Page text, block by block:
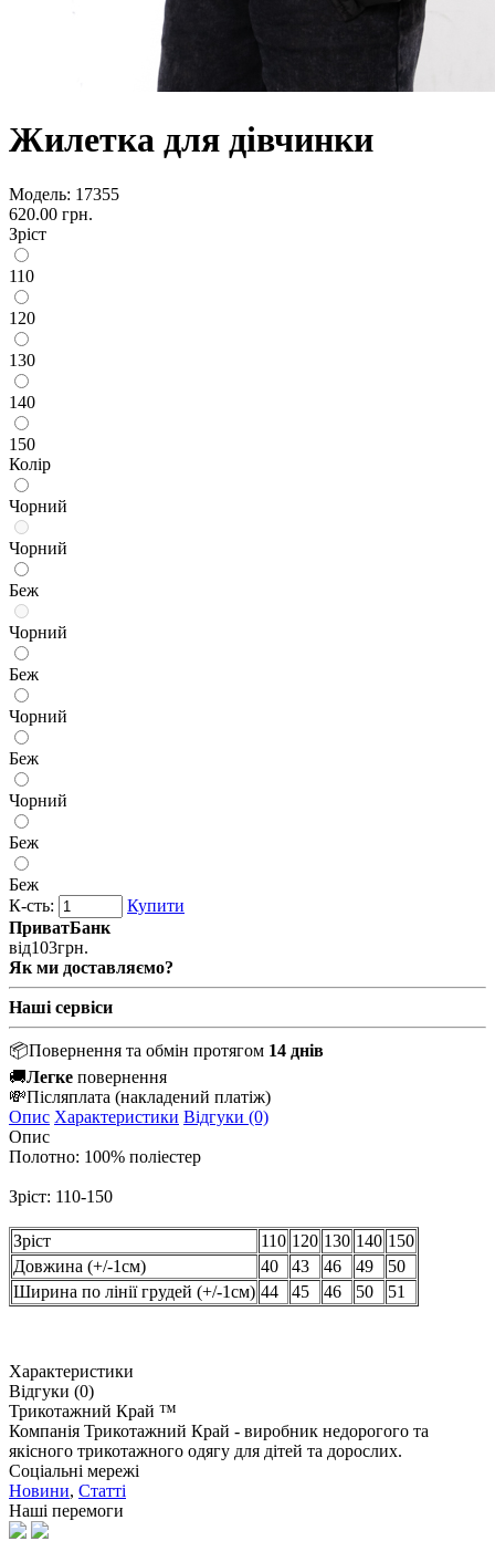
Жилетка для дівчинки
Модель: 17355
620.00 грн.
Зріст
110
120
130
140
150
Колір
Чорний
Чорний
Беж
Чорний
Беж
Чорний
Беж
Чорний
Беж
Беж
К-сть:
Купити
ПриватБанк
від103грн.
Як ми доставляємо?
Наші сервіси
📦Повернення та обмін протягом 14 днів
🚚Легке повернення
💸Післяплата (накладений платіж)
Опис Характеристики Відгуки (0)
Опис
Полотно: 100% поліестер
Зріст: 110-150
Зріст 110 120 130 140 150
Довжина (+/-1см)
40 43 46 49
50
Ширина по лінії грудей (+/-1см) 44 45 46 50 51
Характеристики
Відгуки (0)
Трикотажний Край ™
Компанія Трикотажний Край - виробник недорогого та
якісного трикотажного одягу для дітей та дорослих.
Соціальні мережі
Новини, Статті
Наші перемоги